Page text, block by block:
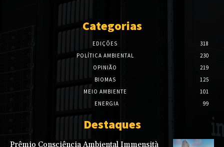
Categorias
EDIÇÕES
318
POLÍTICA AMBIENTAL
230
OPINIÃO
219
BIOMAS
125
MEIO AMBIENTE
101
ENERGIA
99
Destaques
Prêmio Consciência Ambiental Immensità